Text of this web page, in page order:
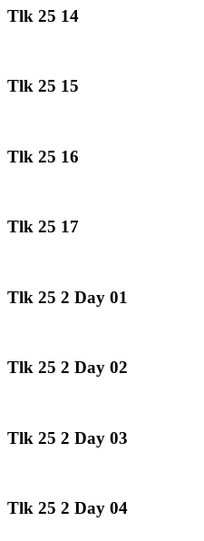
Tlk 25 14
Tlk 25 15
Tlk 25 16
Tlk 25 17
Tlk 25 2 Day 01
Tlk 25 2 Day 02
Tlk 25 2 Day 03
Tlk 25 2 Day 04